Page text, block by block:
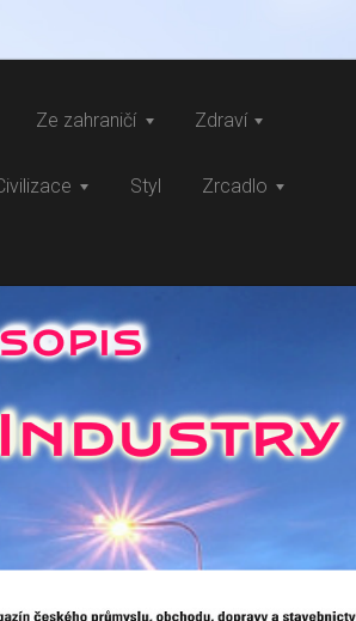
Ze zahraničí Zdraví
Styl Zrcadlo